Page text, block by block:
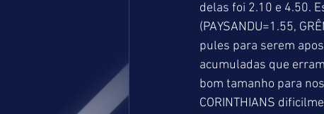
delas foi 2.10 e 4.50.
(PAYSANDU=1.55,
pules para serem
acumuladas que
bom tamanho para
CORINTHIANS